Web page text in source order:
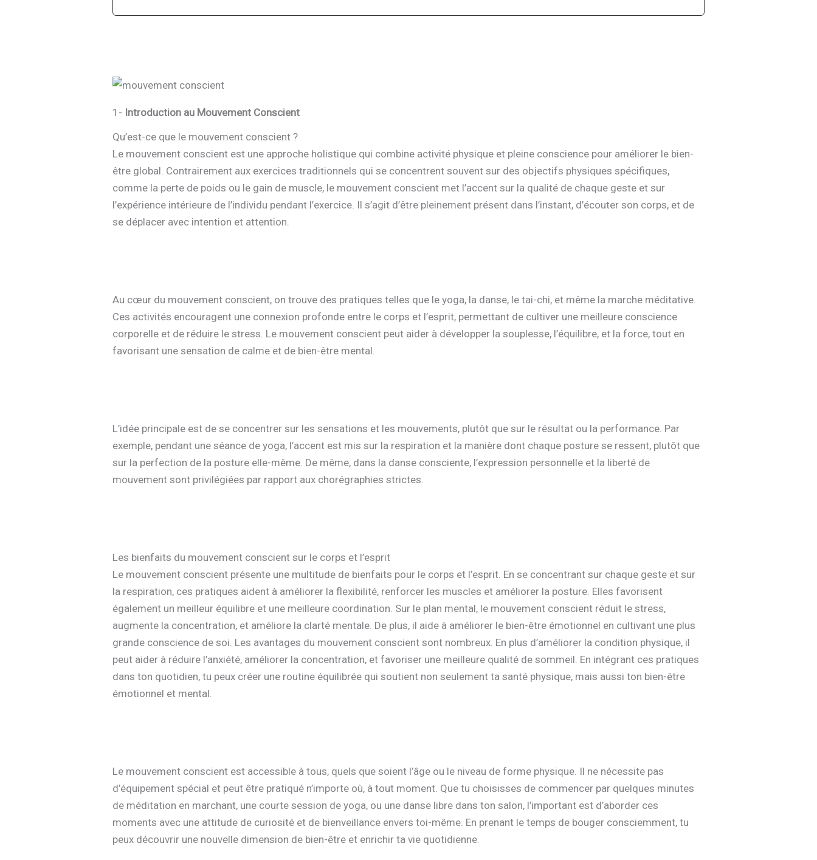
1- Introduction au Mouvement Conscient
Qu’est-ce que le mouvement conscient ?
Le mouvement conscient est une approche holistique qui combine activité physique et pleine conscience pour améliorer le bien-
être global. Contrairement aux exercices traditionnels qui se concentrent souvent sur des objectifs physiques spécifiques,
comme la perte de poids ou le gain de muscle, le mouvement conscient met l’accent sur la qualité de chaque geste et sur
l’expérience intérieure de l’individu pendant l’exercice. Il s’agit d’être pleinement présent dans l’instant, d’écouter son corps, et de
se déplacer avec intention et attention.
Au cœur du mouvement conscient, on trouve des pratiques telles que le yoga, la danse, le tai-chi, et même la marche méditative.
Ces activités encouragent une connexion profonde entre le corps et l’esprit, permettant de cultiver une meilleure conscience
corporelle et de réduire le stress. Le mouvement conscient peut aider à développer la souplesse, l’équilibre, et la force, tout en
favorisant une sensation de calme et de bien-être mental.
L’idée principale est de se concentrer sur les sensations et les mouvements, plutôt que sur le résultat ou la performance. Par
exemple, pendant une séance de yoga, l’accent est mis sur la respiration et la manière dont chaque posture se ressent, plutôt que
sur la perfection de la posture elle-même. De même, dans la danse consciente, l’expression personnelle et la liberté de
mouvement sont privilégiées par rapport aux chorégraphies strictes.
Les bienfaits du mouvement conscient sur le corps et l’esprit
Le mouvement conscient présente une multitude de bienfaits pour le corps et l’esprit. En se concentrant sur chaque geste et sur
la respiration, ces pratiques aident à améliorer la flexibilité, renforcer les muscles et améliorer la posture. Elles favorisent
également un meilleur équilibre et une meilleure coordination. Sur le plan mental, le mouvement conscient réduit le stress,
augmente la concentration, et améliore la clarté mentale. De plus, il aide à améliorer le bien-être émotionnel en cultivant une plus
grande conscience de soi. Les avantages du mouvement conscient sont nombreux. En plus d’améliorer la condition physique, il
peut aider à réduire l’anxiété, améliorer la concentration, et favoriser une meilleure qualité de sommeil. En intégrant ces pratiques
dans ton quotidien, tu peux créer une routine équilibrée qui soutient non seulement ta santé physique, mais aussi ton bien-être
émotionnel et mental.
Le mouvement conscient est accessible à tous, quels que soient l’âge ou le niveau de forme physique. Il ne nécessite pas
d’équipement spécial et peut être pratiqué n’importe où, à tout moment. Que tu choisisses de commencer par quelques minutes
de méditation en marchant, une courte session de yoga, ou une danse libre dans ton salon, l’important est d’aborder ces
moments avec une attitude de curiosité et de bienveillance envers toi-même. En prenant le temps de bouger consciemment, tu
peux découvrir une nouvelle dimension de bien-être et enrichir ta vie quotidienne.